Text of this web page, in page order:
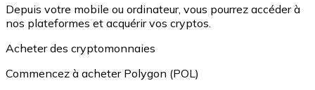
Depuis votre mobile ou ordinateur, vous pourrez accéder à
nos plateformes et acquérir vos cryptos.
Acheter des cryptomonnaies
Commencez à acheter Polygon (POL)